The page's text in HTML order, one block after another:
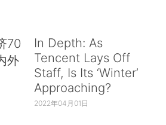
70
外
In Depth: As
Tencent Lays Off
Staff, Is Its ‘Winter’
Approaching?
2022年04月01日